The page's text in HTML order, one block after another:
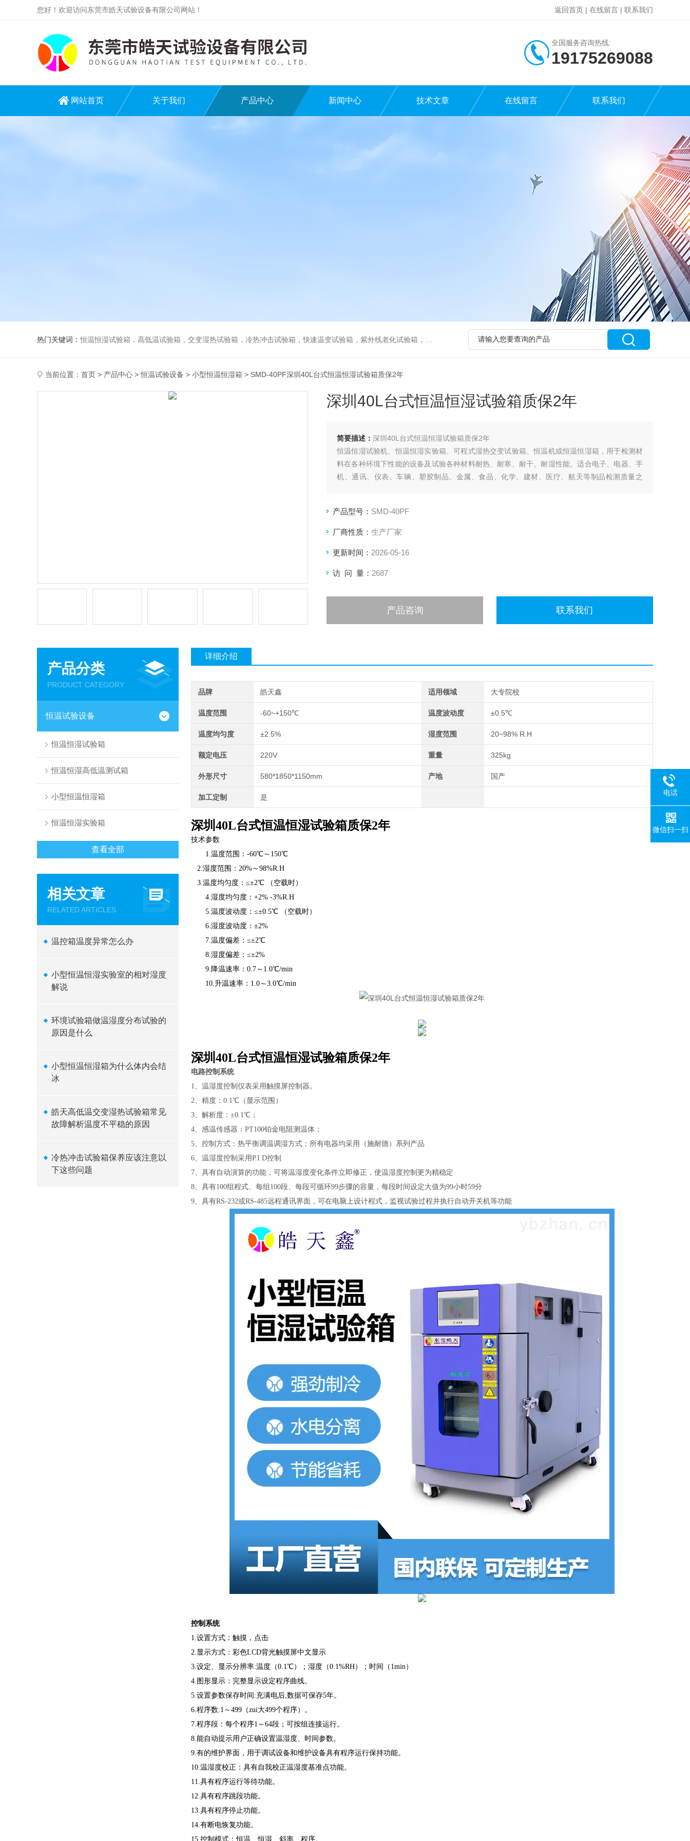
您好！欢迎访问东莞市皓天试验设备有限公司网站！ 返回首页 | 在线留言 | 联系我们
全国服务咨询热线:
19175269088
网站首页 关于我们 产品中心 新闻中心 技术文章 在线留言 联系我们
热门关键词：恒温恒湿试验箱，高低温试验箱，交变湿热试验箱，冷热冲击试验箱，快速温变试验箱，紫外线老化试验箱，步入式环境试验箱
当前位置： 首页 > 产品中心 >恒温试验设备 > 小型恒温恒湿箱 > SMD-40PF深圳40L台式恒温恒湿试验箱质保2年
深圳40L台式恒温恒湿试验箱质保2年
简要描述： 深圳40L台式恒温恒湿试验箱质保2年
恒温恒湿试验机、恒温恒湿实验箱、可程式湿热交变试验箱、恒温机或恒温恒湿箱，用于检测材
料在各种环境下性能的设备及试验各种材料耐热、耐寒、耐干、耐湿性能。适合电子、电器、手
机、通讯、仪表、车辆、塑胶制品、金属、食品、化学、建材、医疗、航天等制品检测质量之
产品型号： SMD-40PF
厂商性质： 生产厂家
更新时间： 2026-05-16
访 问 量： 2687
产品咨询 联系我们
产品分类
PRODUCT CATEGORY
恒温试验设备
恒温恒湿试验箱
恒温恒湿高低温测试箱
小型恒温恒湿箱
恒温恒湿实验箱
查看全部
相关文章
RELATED ARTICLES
温控箱温度异常怎么办
小型恒温恒湿实验室的相对湿度
解说
环境试验箱做温湿度分布试验的
原因是什么
​小型恒温恒湿箱为什么体内会结
冰
皓天高低温交变湿热试验箱常见
故障解析温度不平稳的原因
冷热冲击试验箱保养应该注意以
下这些问题
详细介绍
品牌 皓天鑫 适用领域 大专院校
温度范围 -60~+150℃ 温度波动度 ±0.5℃
温度均匀度 ±2.5% 湿度范围 20~98% R.H
额定电压 220V 重量 325kg
外形尺寸 580*1850*1150mm 产地 国产
加工定制 是
深圳40L台式恒温恒湿试验箱质保2年
技术参数
1.温度范围：-60℃～150℃
2.湿度范围：20%～98%R.H
3.温度均匀度：≤±2℃ （空载时）
4.湿度均匀度：+2% -3%R.H
5.温度波动度：≤±0.5℃ （空载时）
6.湿度波动度：±2%
7.温度偏差：≤±2℃
8.湿度偏差：≤±2%
9.降温速率：0.7～1.0℃/min
10.升温速率：1.0～3.0℃/min
深圳40L台式恒温恒湿试验箱质保2年
电路控制系统
1、温湿度控制仪表采用触摸屏控制器。
2、精度：0.1℃（显示范围）
3、解析度：±0.1℃；
4、感温传感器：PT100铂金电阻测温体；
5、控制方式：热平衡调温调湿方式；所有电器均采用（施耐德）系列产品
6、温湿度控制采用P.I.D控制
7、具有自动演算的功能，可将温湿度变化条件立即修正，使温湿度控制更为精稳定
8、具有100组程式、每组100段、每段可循环99步骤的容量，每段时间设定大值为99小时59分
9、具有RS-232或RS-485远程通讯界面，可在电脑上设计程式，监视试验过程并执行自动开关机等功能
控制系统
1.设置方式：触摸，点击
2.显示方式：彩色LCD背光触摸屏中文显示
3.设定、显示分辨率:温度（0.1℃）；湿度（0.1%RH）；时间（1min）
4.图形显示：完整显示设定程序曲线。
5.设置参数保存时间:充满电后,数据可保存5年。
6.程序数:1～499（zui大499个程序）。
7.程序段：每个程序1～64段；可按组连接运行。
8.能自动提示用户正确设置温湿度、时间参数。
9.有的维护界面，用于调试设备和维护设备具有程序运行保持功能。
10.温湿度校正：具有自我校正温湿度基准点功能。
11.具有程序运行等待功能。
12.具有程序跳段功能。
13.具有程序停止功能。
14.有断电恢复功能。
15.控制模式：恒温、恒湿、斜率、程序。
电话
微信扫一扫